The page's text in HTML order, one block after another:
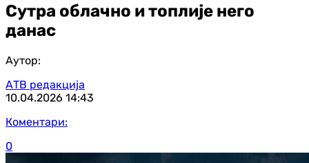
Сутра облачно и топлије него
данас
Аутор:
АТВ редакција
10.04.2026 14:43
Коментари:
0